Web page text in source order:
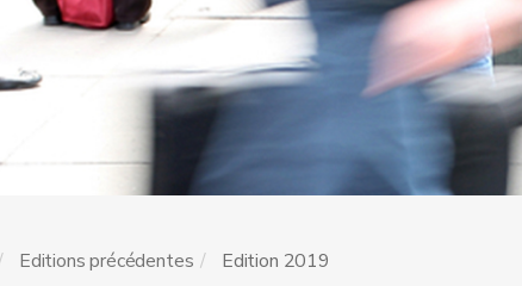
Editions précédentes Edition 2019